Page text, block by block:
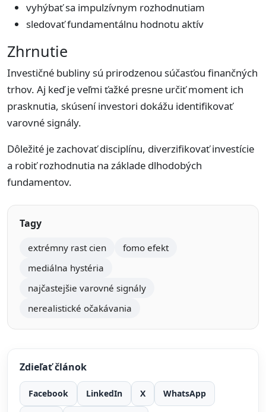
vyhýbať sa impulzívnym rozhodnutiam
sledovať fundamentálnu hodnotu aktív
Zhrnutie
Investičné bubliny sú prirodzenou súčasťou finančných
trhov. Aj keď je veľmi ťažké presne určiť moment ich
prasknutia, skúsení investori dokážu identifikovať
varovné signály.
Dôležité je zachovať disciplínu, diverzifikovať investície
a robiť rozhodnutia na základe dlhodobých
fundamentov.
Tagy
extrémny rast cien
fomo efekt
mediálna hystéria
najčastejšie varovné signály
nerealistické očakávania
Zdieľať článok
Facebook LinkedIn X WhatsApp